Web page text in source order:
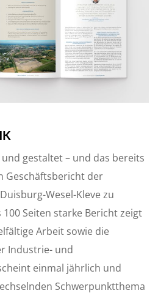
und gestaltet – und das bereits
Geschäftsbericht der
Wesel-Kleve zu
Seiten starke Bericht zeigt
Arbeit sowie die
Industrie- und
einmal jährlich und
Schwerpunktthema